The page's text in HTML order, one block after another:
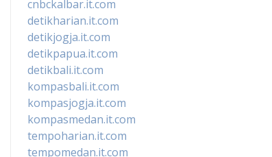
cnbckalbar.it.com
detikharian.it.com
detikjogja.it.com
detikpapua.it.com
detikbali.it.com
kompasbali.it.com
kompasjogja.it.com
kompasmedan.it.com
tempoharian.it.com
tempomedan.it.com